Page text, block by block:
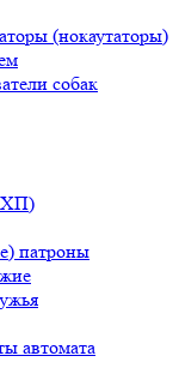
(нокаутаторы)
собак
патроны
автомата